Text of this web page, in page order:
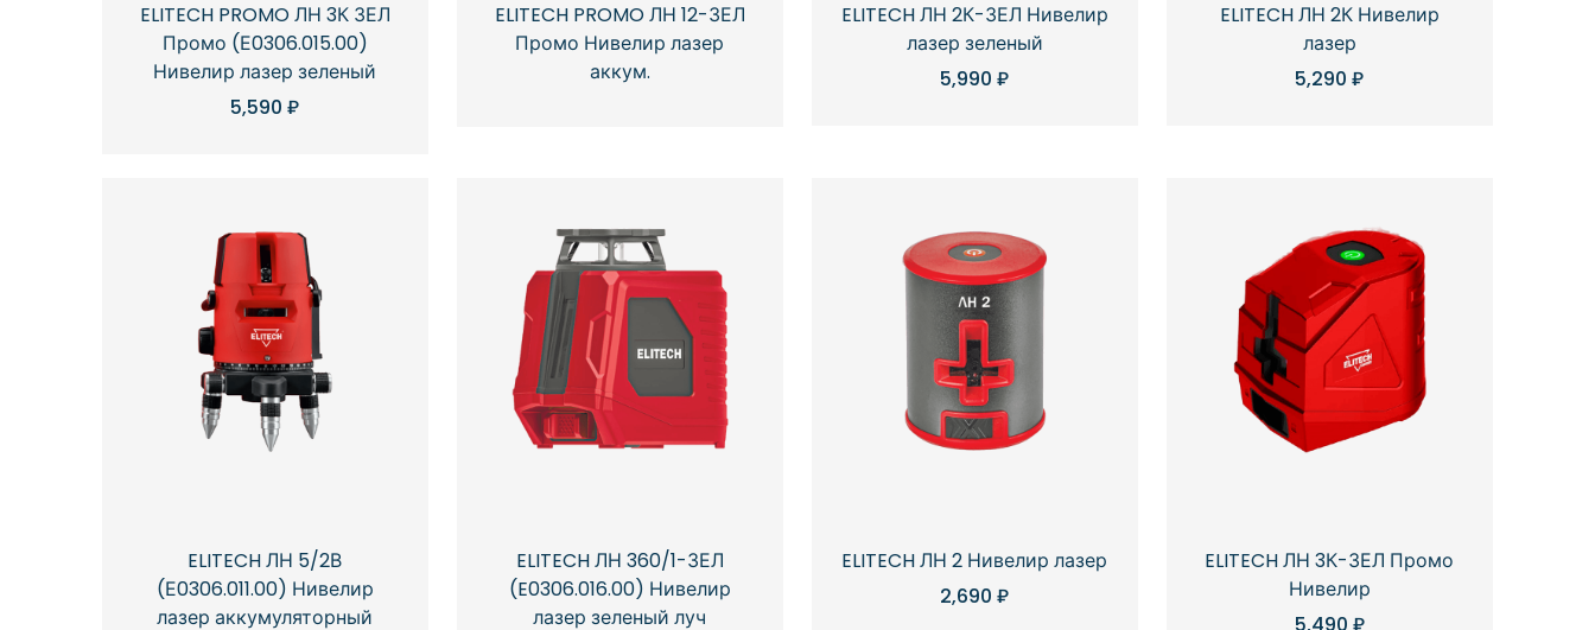
ELITECH PROMO ЛН 3К ЗЕЛ
Промо (Е0306.015.00)
Нивелир лазер зеленый
5,590₽
ELITECH PROMO ЛН 12-ЗЕЛ
Промо Нивелир лазер
аккум.
ELITECH ЛН 2К-ЗЕЛ Нивелир
лазер зеленый
5,990₽
ELITECH ЛН 2К Нивелир
лазер
5,290₽
ELITECH ЛН 5/2В
(Е0306.011.00) Нивелир
лазер аккумуляторный
ELITECH ЛН 360/1-ЗЕЛ
(E0306.016.00) Нивелир
лазер зеленый луч
ELITECH ЛН 2 Нивелир лазер
2,690₽
ELITECH ЛН 3К-ЗЕЛ Промо
Нивелир